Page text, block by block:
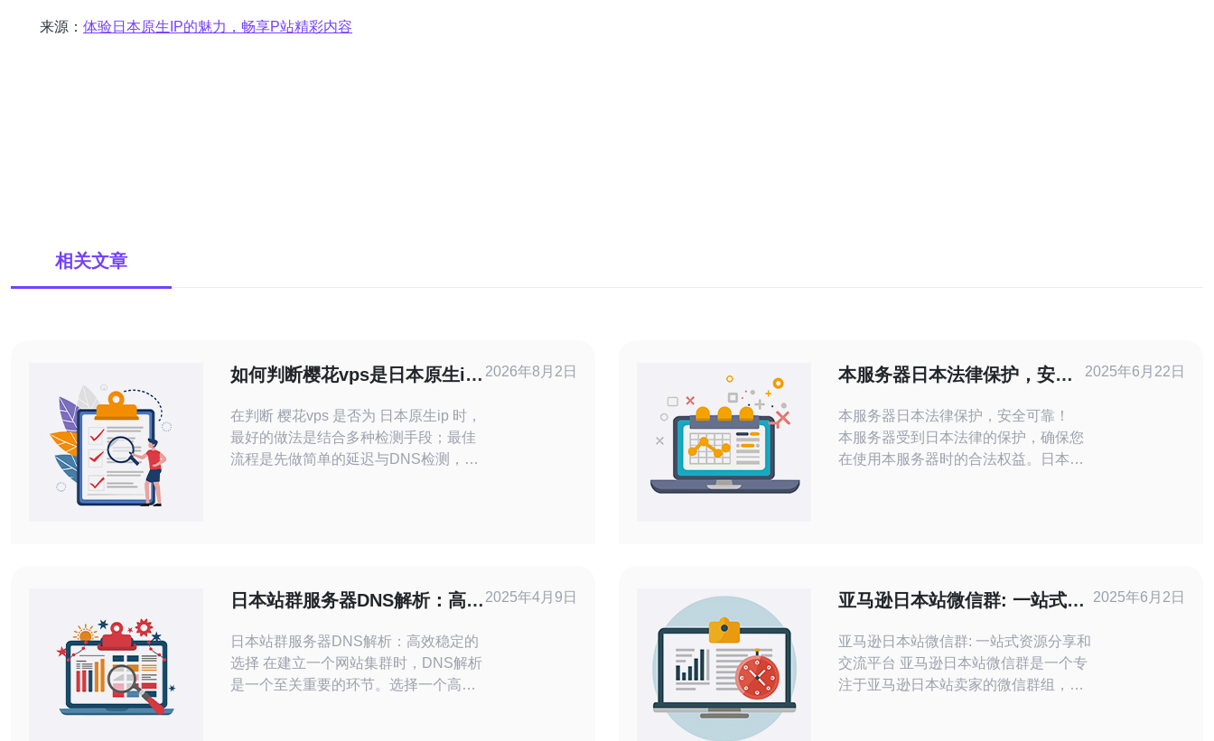
来源： 体验日本原生IP的魅力，畅享P站精彩内容
相关文章
如何判断樱花vps是日本原生ip
在判断 樱花vps 是否为 日本原生ip 时，
最好的做法是结合多种检测手段；最佳
流程是先做简单的延迟与DNS检测，再
户。 准备工作：
2026年8月2日
本服务器日本法律保护，安全
本服务器日本法律保护，安全可靠！
本服务器受到日本法律的保护，确保您
在使用本服务器时的合法权益。日本法
泄露事件，让用户放心使用。 为了进
一步保护用户数据
2025年6月22日
日本站群服务器DNS解析：高效
日本站群服务器DNS解析：高效稳定的
选择 在建立一个网站集群时，DNS解析
是一个至关重要的环节。选择一个高效
2025年4月9日
亚马逊日本站微信群: 一站式资
亚马逊日本站微信群: 一站式资源分享和
交流平台 亚马逊日本站微信群是一个专
注于亚马逊日本站卖家的微信群组，旨
2025年6月2日